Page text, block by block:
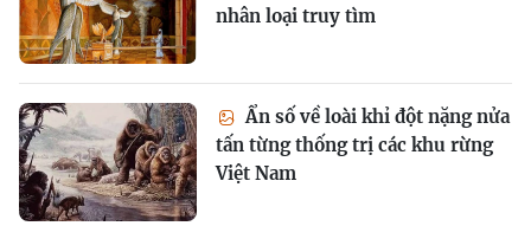
nhân loại truy tìm
Ẩn số về loài khỉ đột nặng nửa
tấn từng thống trị các khu rừng
Việt Nam